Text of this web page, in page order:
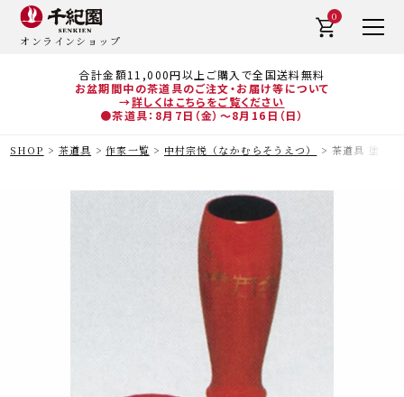
合計金額11,000円以上ご購入で全国送料無料
お盆期間中の茶道具のご注文・お届け等について
→詳しくはこちらをご覧ください
●茶道具：8月7日（金）～8月16日（日）
オンラインショップ
0
SHOP 茶道具 作家一覧 中村宗悦（なかむらそうえつ） 茶道具 塗 三